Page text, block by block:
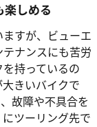
楽しめる
すが、ビューエ
ナンスにも苦労
持っているの
きいバイクで
故障や不具合を
ツーリング先で